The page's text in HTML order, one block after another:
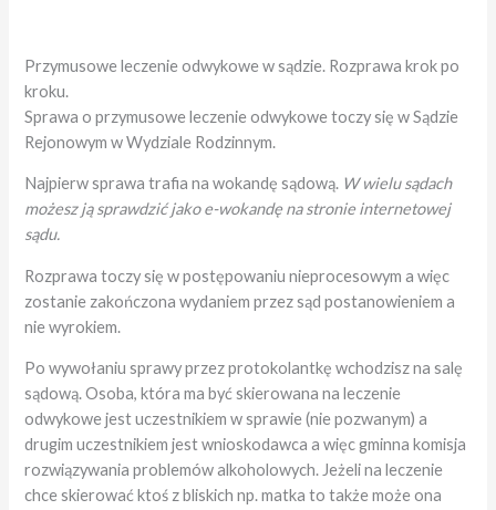
Przymusowe leczenie odwykowe w sądzie. Rozprawa krok po
kroku.
Sprawa o przymusowe leczenie odwykowe toczy się w Sądzie
Rejonowym w Wydziale Rodzinnym.
Najpierw sprawa trafia na wokandę sądową. W wielu sądach
możesz ją sprawdzić jako e-wokandę na stronie internetowej
sądu.
Rozprawa toczy się w postępowaniu nieprocesowym a więc
zostanie zakończona wydaniem przez sąd postanowieniem a
nie wyrokiem.
Po wywołaniu sprawy przez protokolantkę wchodzisz na salę
sądową. Osoba, która ma być skierowana na leczenie
odwykowe jest uczestnikiem w sprawie (nie pozwanym) a
drugim uczestnikiem jest wnioskodawca a więc gminna komisja
rozwiązywania problemów alkoholowych. Jeżeli na leczenie
chce skierować ktoś z bliskich np. matka to także może ona